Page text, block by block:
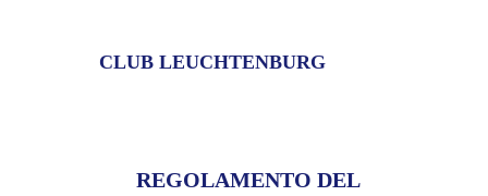
CLUB LEUCHTENBURG
REGOLAMENTO DEL